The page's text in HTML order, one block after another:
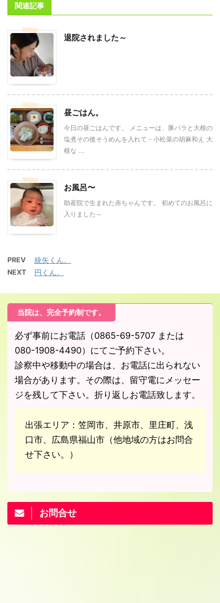
関連記事
退院されました～
昼ごはん。
今日の昼ごはんです。 メニューは、豚バラと大根の
塩煮その後そうめんを入れて・小松菜の胡麻和え 大
根な ...
お風呂〜
助産院で生まれた赤ちゃんです。 初めてのお風呂に
入りました～
PREV 統矢くん。
NEXT 円くん。
当院は、完全予約制です。
必ず事前にお電話（0865-69-5707 または
080-1908-4490）にてご予約下さい。
診察中や移動中の場合は、お電話に出られない
場合があります。その際は、留守電にメッセー
ジを残して下さい。折り返しお電話致します。
出張エリア：笠岡市、井原市、里庄町、浅
口市、広島県福山市（他地域の方はお問合
せ下さい。）
お問合せ